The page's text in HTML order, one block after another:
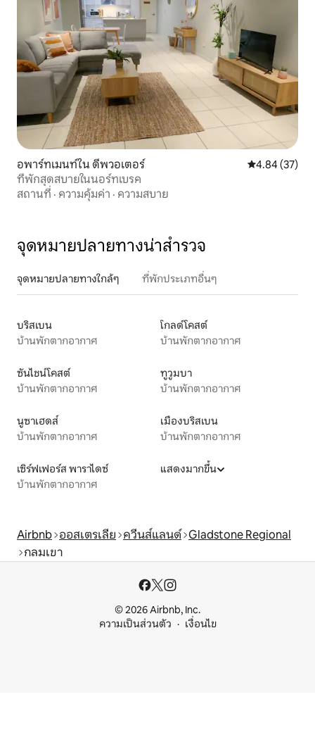
อพาร์ทเมนท์ใน ดีพวอเตอร์ คะแนนเฉลี่ย
4.84 (37)
ที่พักสุดสบายในนอร์ทเบรค
สถานที่ · ความคุ้มค่า · ความสบาย
จุดหมายปลายทางน่าสำรวจ
จุดหมายปลายทางใกล้ๆ ที่พักประเภทอื่นๆ
บริสเบน
บ้านพักตากอากาศ
โกลด์โคสต์
บ้านพักตากอากาศ
ซันไชน์โคสต์
บ้านพักตากอากาศ
ทูวูมบา
บ้านพักตากอากาศ
นูซาเฮดส์
บ้านพักตากอากาศ
เมืองบริสเบน
บ้านพักตากอากาศ
เซิร์ฟเฟอร์ส พาราไดซ์
บ้านพักตากอากาศ
แสดงมากขึ้น
Airbnb ออสเตรเลีย ควีนส์แลนด์ Gladstone Regional
กลมเขา
© 2026 Airbnb, Inc.
ความเป็นส่วนตัว
เงื่อนไข